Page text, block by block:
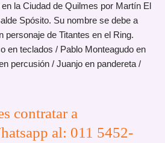
la Ciudad de Quilmes por Martín El
Spósito. Su nombre se debe a
personaje de Titantes en el Ring.
en teclados / Pablo Monteagudo en
percusión / Juanjo en pandereta /
contratar a
al: 011 5452-